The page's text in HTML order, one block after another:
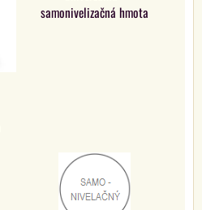
samonivelizačná hmota